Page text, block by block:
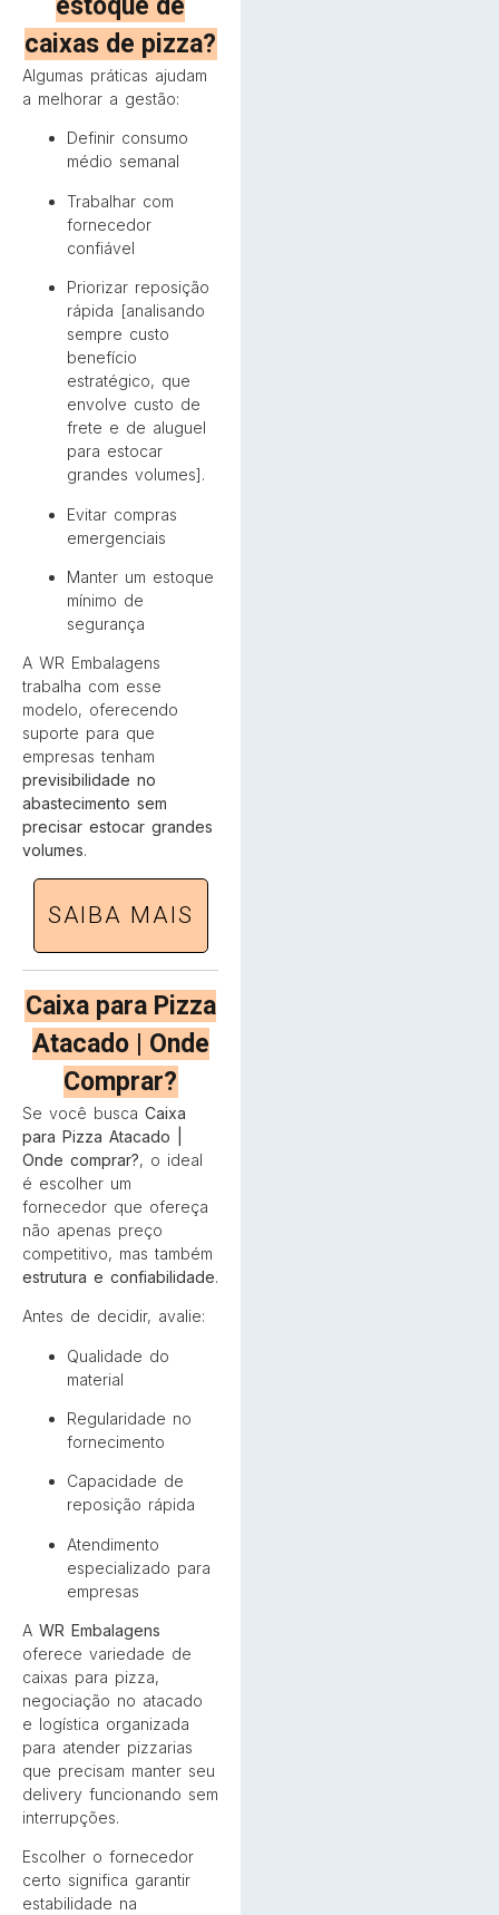
estoque de
caixas de pizza?
Algumas práticas ajudam
a melhorar a gestão:
Definir consumo
médio semanal
Trabalhar com
fornecedor
confiável
Priorizar reposição
rápida [analisando
sempre custo
benefício
estratégico, que
envolve custo de
frete e de aluguel
para estocar
grandes volumes].
Evitar compras
emergenciais
Manter um estoque
mínimo de
segurança
A WR Embalagens
trabalha com esse
modelo, oferecendo
suporte para que
empresas tenham
previsibilidade no
abastecimento sem
precisar estocar grandes
volumes.
SAIBA MAIS
Caixa para Pizza
Atacado | Onde
Comprar?
Se você busca Caixa
para Pizza Atacado |
Onde comprar?, o ideal
é escolher um
fornecedor que ofereça
não apenas preço
competitivo, mas também
estrutura e confiabilidade.
Antes de decidir, avalie:
Qualidade do
material
Regularidade no
fornecimento
Capacidade de
reposição rápida
Atendimento
especializado para
empresas
A WR Embalagens
oferece variedade de
caixas para pizza,
negociação no atacado
e logística organizada
para atender pizzarias
que precisam manter seu
delivery funcionando sem
interrupções.
Escolher o fornecedor
certo significa garantir
estabilidade na